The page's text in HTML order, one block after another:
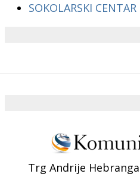
SOKOLARSKI CENTAR
Trg Andrije